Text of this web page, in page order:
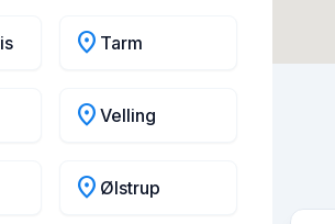
location_on Tarm
location_on Velling
location_on Ølstrup